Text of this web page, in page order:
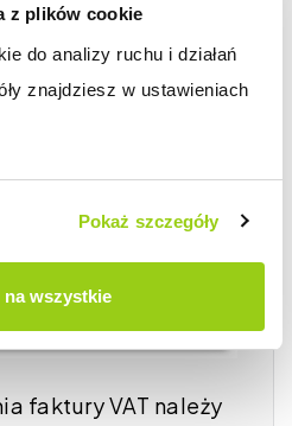
z plików cookie
do analizy ruchu i działań
znajdziesz w ustawieniach
Pokaż szczegóły
na wszystkie
do
wiadomości,
faktury VAT należy